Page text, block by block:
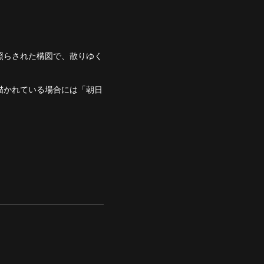
された構図で、散りゆく
れている場合には「朝日